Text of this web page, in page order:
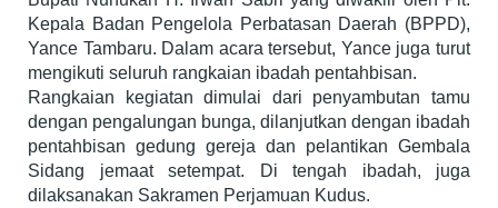
Kepala Badan Pengelola Perbatasan Daerah (BPPD),
Yance Tambaru. Dalam acara tersebut, Yance juga turut
mengikuti seluruh rangkaian ibadah pentahbisan.
Rangkaian kegiatan dimulai dari penyambutan tamu
dengan pengalungan bunga, dilanjutkan dengan ibadah
pentahbisan gedung gereja dan pelantikan Gembala
Sidang jemaat setempat. Di tengah ibadah, juga
dilaksanakan Sakramen Perjamuan Kudus.